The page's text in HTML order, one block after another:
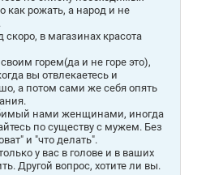
как рожать, а народ и не
скоро, в магазинах красота
горем(да и не горе это),
вы отвлекаетесь и
а потом сами же себя опять
нами женщинами, иногда
по существу с мужем. Без
и "что делать".
у вас в голове и в ваших
Другой вопрос, хотите ли вы.